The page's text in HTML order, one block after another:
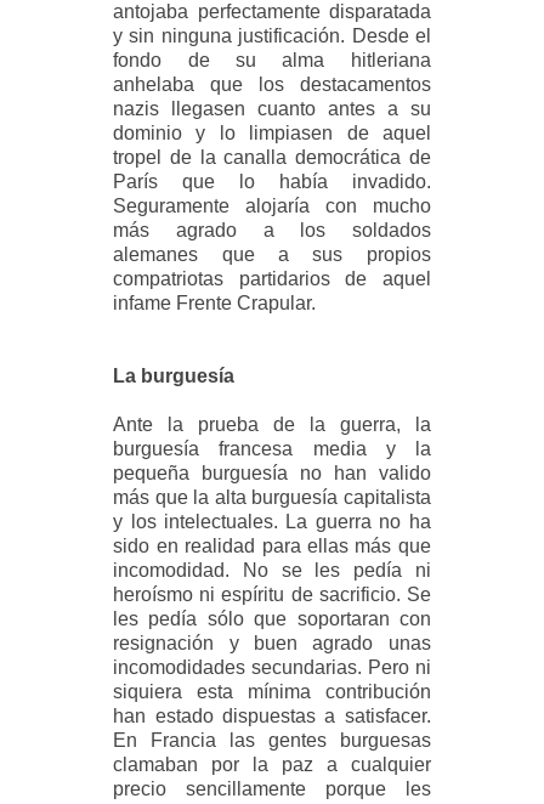
antojaba perfectamente disparatada
y sin ninguna justificación. Desde el
fondo de su alma hitleriana
anhelaba que los destacamentos
nazis llegasen cuanto antes a su
dominio y lo limpiasen de aquel
tropel de la canalla democrática de
París que lo había invadido.
Seguramente alojaría con mucho
más agrado a los soldados
alemanes que a sus propios
compatriotas partidarios de aquel
infame Frente Crapular.
La burguesía
Ante la prueba de la guerra, la
burguesía francesa media y la
pequeña burguesía no han valido
más que la alta burguesía capitalista
y los intelectuales. La guerra no ha
sido en realidad para ellas más que
incomodidad. No se les pedía ni
heroísmo ni espíritu de sacrificio. Se
les pedía sólo que soportaran con
resignación y buen agrado unas
incomodidades secundarias. Pero ni
siquiera esta mínima contribución
han estado dispuestas a satisfacer.
En Francia las gentes burguesas
clamaban por la paz a cualquier
precio sencillamente porque les